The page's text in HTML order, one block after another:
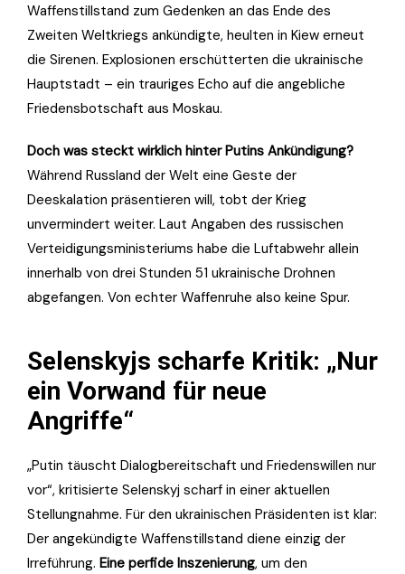
Waffenstillstand zum Gedenken an das Ende des
Zweiten Weltkriegs ankündigte, heulten in Kiew erneut
die Sirenen. Explosionen erschütterten die ukrainische
Hauptstadt – ein trauriges Echo auf die angebliche
Friedensbotschaft aus Moskau.
Doch was steckt wirklich hinter Putins Ankündigung?
Während Russland der Welt eine Geste der
Deeskalation präsentieren will, tobt der Krieg
unvermindert weiter. Laut Angaben des russischen
Verteidigungsministeriums habe die Luftabwehr allein
innerhalb von drei Stunden 51 ukrainische Drohnen
abgefangen. Von echter Waffenruhe also keine Spur.
Selenskyjs scharfe Kritik: „Nur
ein Vorwand für neue
Angriffe“
„Putin täuscht Dialogbereitschaft und Friedenswillen nur
vor“, kritisierte Selenskyj scharf in einer aktuellen
Stellungnahme. Für den ukrainischen Präsidenten ist klar:
Der angekündigte Waffenstillstand diene einzig der
Irreführung. Eine perfide Inszenierung, um den